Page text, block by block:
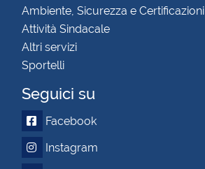
Ambiente, Sicurezza e Certificazioni
Attività Sindacale
Altri servizi
Sportelli
Seguici su
Facebook
Instagram